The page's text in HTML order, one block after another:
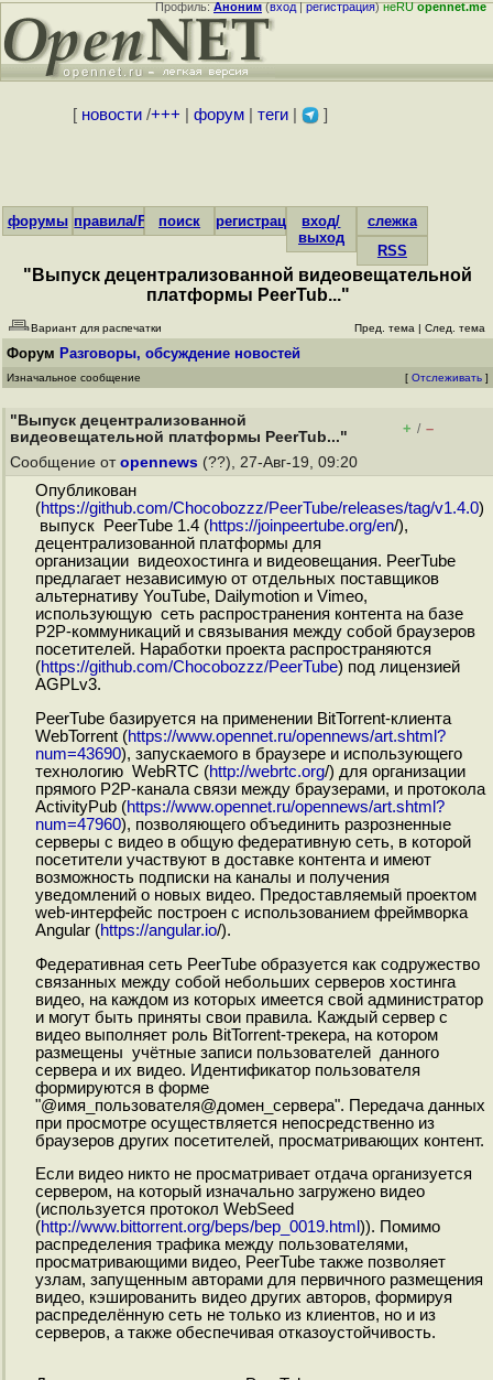
Профиль:Аноним(вход|регистрация)неRUopennet.me
[ новости/+++ форум| теги| ]
форумы правила/FAQпоиск регистрациявход/
выход
слежка
RSS
"Выпуск децентрализованной видеовещательной
платформы PeerTub..."
Вариант для распечатки Пред. тема | След. тема
Форум Разговоры, обсуждение новостей
Изначальное сообщение [ Отслеживать ]
"Выпуск децентрализованной
видеовещательной платформы PeerTub..."
+ / –
Сообщение от opennews (??), 27-Авг-19, 09:20
Опубликован
(https://github.com/Chocobozzz/PeerTube/releases/tag/v1.4.0)
выпуск PeerTube 1.4 (https://joinpeertube.org/en/),
децентрализованной платформы для
организации видеохостинга и видеовещания. PeerTube
предлагает независимую от отдельных поставщиков
альтернативу YouTube, Dailymotion и Vimeo,
использующую сеть распространения контента на базе
P2P-коммуникаций и связывания между собой браузеров
посетителей. Наработки проекта распространяются
(https://github.com/Chocobozzz/PeerTube) под лицензией
AGPLv3.
PeerTube базируется на применении BitTorrent-клиента
WebTorrent (https://www.opennet.ru/opennews/art.shtml?
num=43690), запускаемого в браузере и использующего
технологию WebRTC (http://webrtc.org/) для организации
прямого P2P-канала связи между браузерами, и протокола
ActivityPub (https://www.opennet.ru/opennews/art.shtml?
num=47960), позволяющего объединить разрозненные
серверы с видео в общую федеративную сеть, в которой
посетители участвуют в доставке контента и имеют
возможность подписки на каналы и получения
уведомлений о новых видео. Предоставляемый проектом
web-интерфейс построен с использованием фреймворка
Angular (https://angular.io/).
Федеративная сеть PeerTube образуется как содружество
связанных между собой небольших серверов хостинга
видео, на каждом из которых имеется свой администратор
и могут быть приняты свои правила. Каждый сервер с
видео выполняет роль BitTorrent-трекера, на котором
размещены учётные записи пользователей данного
сервера и их видео. Идентификатор пользователя
формируются в форме
"@имя_пользователя@домен_сервера". Передача данных
при просмотре осуществляется непосредственно из
браузеров других посетителей, просматривающих контент.
Если видео никто не просматривает отдача организуется
сервером, на который изначально загружено видео
(используется протокол WebSeed
(http://www.bittorrent.org/beps/bep_0019.html )). Помимо
распределения трафика между пользователями,
просматривающими видео, PeerTube также позволяет
узлам, запущенным авторами для первичного размещения
видео, кэшированить видео других авторов, формируя
распределённую сеть не только из клиентов, но и из
серверов, а также обеспечивая отказоустойчивость.